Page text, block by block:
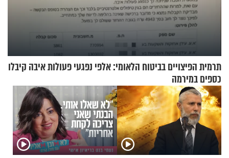
תרמית הפיצויים בביטוח הלאומי: אלפי נפגעי פעולות איבה קיבלו
כספים במירמה